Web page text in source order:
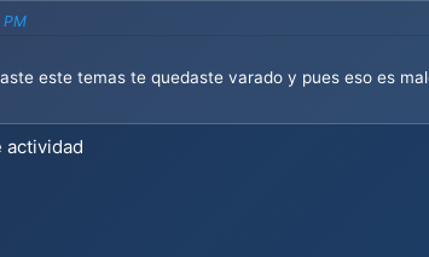
PM
este temas te quedaste varado y pues eso es
actividad